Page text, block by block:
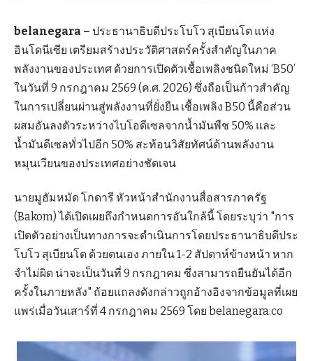
belanegara – ประธานาธิบดีประโบโว สุเบียนโต แห่ง
อินโดนีเซีย เตรียมสร้างประวัติศาสตร์ครั้งสำคัญในภาค
พลังงานของประเทศ ด้วยการเปิดตัวเชื้อเพลิงชนิดใหม่ ‘B50’
ในวันที่ 9 กรกฎาคม 2569 (ค.ศ. 2026) ซึ่งถือเป็นก้าวสำคัญ
ในการเปลี่ยนผ่านสู่พลังงานที่ยั่งยืน เชื้อเพลิง B50 นี้คือส่วน
ผสมอันลงตัวระหว่างไบโอดีเซลจากน้ำมันพืช 50% และ
น้ำมันดีเซลทั่วไปอีก 50% สะท้อนวิสัยทัศน์ด้านพลังงาน
หมุนเวียนของประเทศอย่างชัดเจน
นายมูฮัมหมัด โกดารี หัวหน้าสำนักงานสื่อสารภาครัฐ
(Bakom) ได้เปิดเผยถึงกำหนดการอันใกล้นี้ โดยระบุว่า "การ
เปิดตัวอย่างเป็นทางการจะดำเนินการโดยประธานาธิบดีประ
โบโว สุเบียนโต ด้วยตนเอง ภายใน 1-2 สัปดาห์ข้างหน้า หาก
จำไม่ผิด น่าจะเป็นวันที่ 9 กรกฎาคม ซึ่งสามารถยืนยันได้อีก
ครั้งในภายหลัง" ถ้อยแถลงดังกล่าวถูกอ้างอิงจากข้อมูลที่เผย
แพร่เมื่อวันเสาร์ที่ 4 กรกฎาคม 2569 โดย belanegara.co